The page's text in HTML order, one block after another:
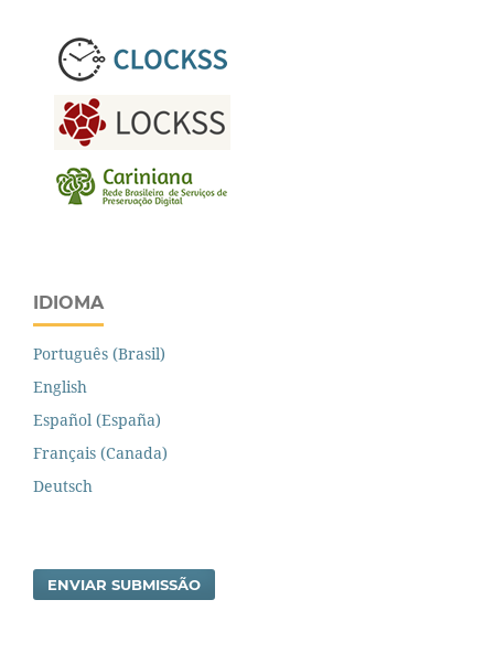
IDIOMA
Português (Brasil)
English
Español (España)
Français (Canada)
Deutsch
ENVIAR SUBMISSÃO